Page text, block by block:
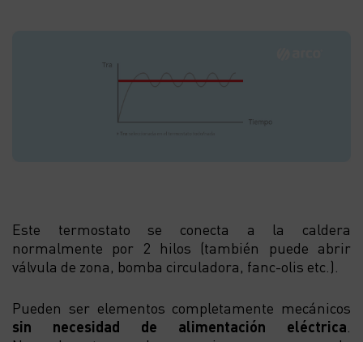
Este termostatose conecta a la caldera
normalmente por 2 hilos (también puede abrir
válvula de zona, bomba circuladora, fanc-olis etc.).
Pueden ser elementos completamente mecánicos
sin necesidad de alimentación eléctrica